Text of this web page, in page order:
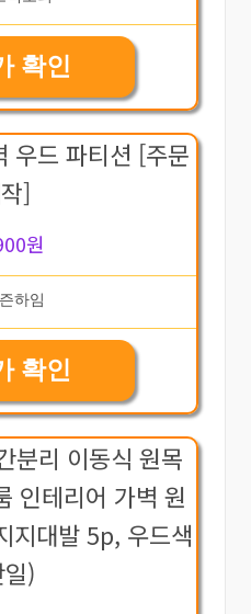
확인
우드 파티션 [주문
]
원
확인
분리 이동식 원목
인테리어 가벽 원
지대발 5p, 우드색
)